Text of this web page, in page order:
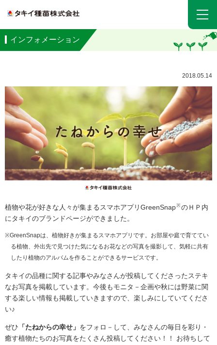
インフォメーション
2018.05.14
植物や花が好きな人々が集まるスマホアプリGreenSnap※のＨＰ内
にタキイのブランドページができました。
※GreenSnapは、植物好きが集まるスマホアプリです。お部屋や庭で育ててい
る植物、外出先で見つけた気になるお花などの写真を撮影して、気軽に共有
したり植物のアルバムを作ることができるサービスです。
タキイの品種に関する記事やみなさんが投稿してくださったステキ
なお写真を掲載しています。今後もモニタ－企画や秋には野菜に関
する楽しい情報も掲載していきますので、楽しみにしていてくださ
い♪
ぜひ 「たねからの幸せ」 をフォロ－して、みなさんの毎日を彩り・
癒す植物たちのお写真をたくさん投稿してください！！ お待ちして